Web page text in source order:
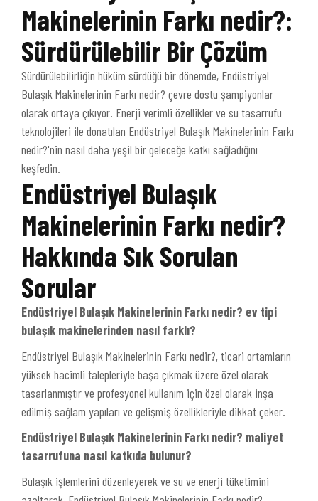
Makinelerinin Farkı nedir?:
Sürdürülebilir Bir Çözüm
Sürdürülebilirliğin hüküm sürdüğü bir dönemde, Endüstriyel
Bulaşık Makinelerinin Farkı nedir? çevre dostu şampiyonlar
olarak ortaya çıkıyor. Enerji verimli özellikler ve su tasarrufu
teknolojileri ile donatılan Endüstriyel Bulaşık Makinelerinin Farkı
nedir?'nin nasıl daha yeşil bir geleceğe katkı sağladığını
keşfedin.
Endüstriyel Bulaşık
Makinelerinin Farkı nedir?
Hakkında Sık Sorulan
Sorular
Endüstriyel Bulaşık Makinelerinin Farkı nedir? ev tipi
bulaşık makinelerinden nasıl farklı?
Endüstriyel Bulaşık Makinelerinin Farkı nedir?, ticari ortamların
yüksek hacimli talepleriyle başa çıkmak üzere özel olarak
tasarlanmıştır ve profesyonel kullanım için özel olarak inşa
edilmiş sağlam yapıları ve gelişmiş özellikleriyle dikkat çeker.
Endüstriyel Bulaşık Makinelerinin Farkı nedir? maliyet
tasarrufuna nasıl katkıda bulunur?
Bulaşık işlemlerini düzenleyerek ve su ve enerji tüketimini